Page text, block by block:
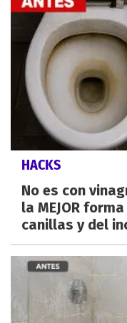
HACKS
No es con
la MEJOR
canillas y del